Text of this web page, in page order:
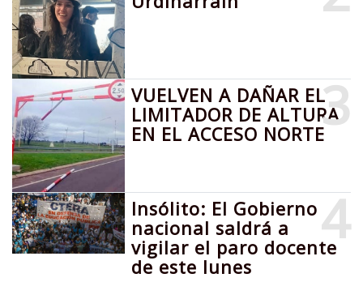
3
VUELVEN A DAÑAR EL
LIMITADOR DE ALTURA
EN EL ACCESO NORTE
4
Insólito: El Gobierno
nacional saldrá a
vigilar el paro docente
de este lunes